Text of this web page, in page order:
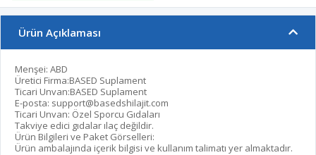
Ürün Açıklaması
Menşei: ABD
Üretici Firma:BASED Suplament
Ticari Unvan:BASED Suplament
E-posta: support@basedshilajit.com
Ticari Unvan: Özel Sporcu Gıdaları
Takviye edici gıdalar ılaç değildir.
Ürün Bilgileri ve Paket Görselleri:
Ürün ambalajında içerik bilgisi ve kullanım talimatı yer almaktadır.